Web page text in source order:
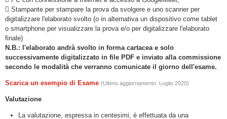
 Stampante per stampare la prova da svolgere e uno scanner per
digitalizzare l'elaborato svolto (o in alternativa un dispositivo come tablet
o smartphone per visualizzare la prova e/o per digitalizzare l'elaborato
finale)
N.B.: l'elaborato andrà svolto in forma cartacea e solo
successivamente digitalizzato in file PDF e inviato alla commissione
secondo le modalità che verranno comunicate il giorno dell'esame.
Scarica un esempio di Esame (Ultimo aggiornamento: Luglio 2020)
Valutazione
La valutazione, espressa in centesimi, è effettuata da una